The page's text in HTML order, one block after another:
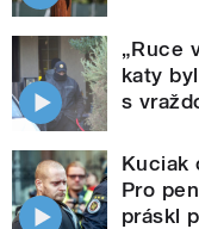
„Ruce
katy
s
Kuciak
Pro
práskl